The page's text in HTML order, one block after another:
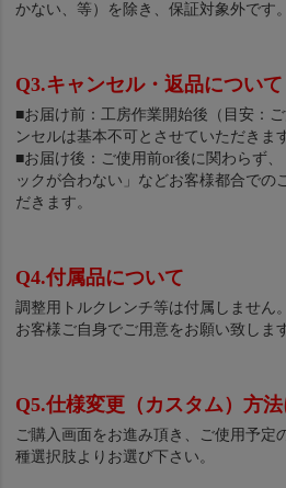
かない、等）を除き、保証対象外です。
Q3.キャンセル・返品について
■お届け前：工房作業開始後（目安：
ンセルは基本不可とさせていただきま
■お届け後：ご使用前or後に関わらず
ックが合わない」などお客様都合での
だきます。
Q4.付属品について
調整用トルクレンチ等は付属しません。
お客様ご自身でご用意をお願い致しま
Q5.仕様変更（カスタム）方
ご購入画面をお進み頂き、ご使用予定
種選択肢よりお選び下さい。